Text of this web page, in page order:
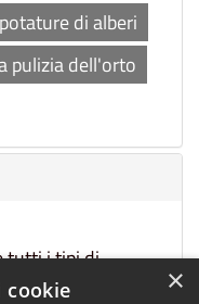
potature di alberi
pulizia dell'orto
tutti i tipi di
vetri rotti
×
cookie